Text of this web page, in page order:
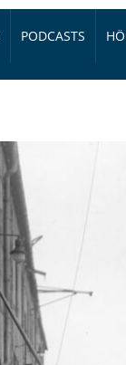
PODCASTS